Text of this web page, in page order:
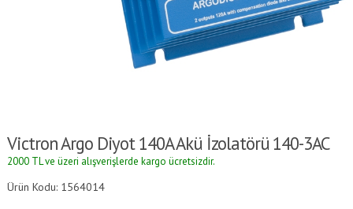
Victron Argo Diyot 140A Akü İzolatörü 140-3AC
2000 TL ve üzeri alışverişlerde kargo ücretsizdir.
Ürün Kodu: 1564014